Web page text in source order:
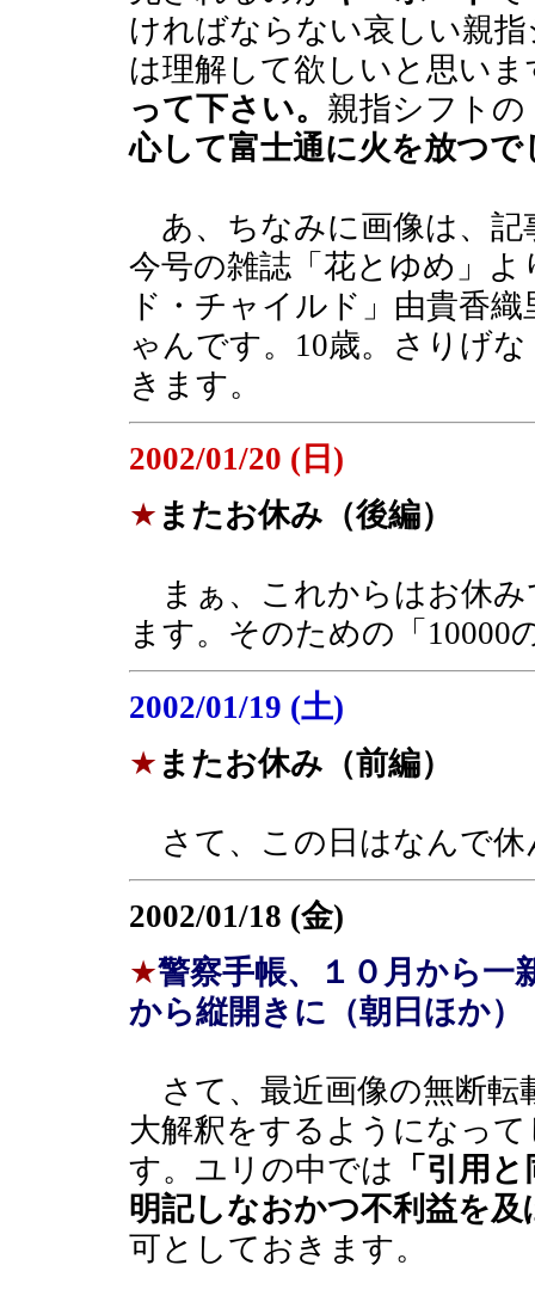
ければならない哀しい親
は理解して欲しいと思いま
って下さい。 親指シフト
心して富士通に火を放つで
あ、ちなみに画像は、記
今号の雑誌「花とゆめ」
ド・チャイルド」由貴香
ゃんです。10歳。さりげな
きます。
2002/01/20 (日)
★ またお休み（後編）
まぁ、これからはお休み
ます。そのための「10000
2002/01/19 (土)
★ またお休み（前編）
さて、この日はなんで休
2002/01/18 (金)
★警察手帳、１０月から
から縦開きに（朝日ほか）
さて、最近画像の無断転
大解釈をするようになっ
す。ユリの中では 「引用
明記しなおかつ不利益を
可としておきます。